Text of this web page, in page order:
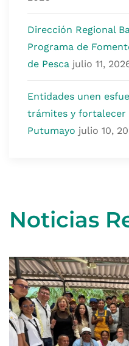
Dirección Regional
Programa de
de Pesca julio 11,
Entidades unen
trámites y fortalecer
Putumayo julio 10,
Noticias